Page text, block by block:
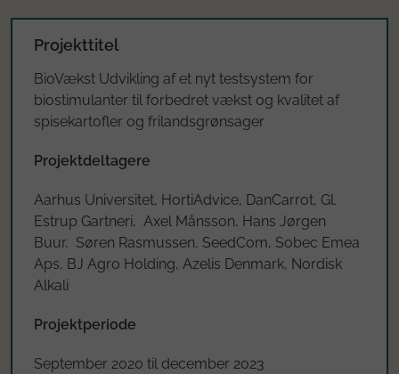
Projekttitel
BioVækst Udvikling af et nyt testsystem for
biostimulanter til forbedret vækst og kvalitet af
spisekartofler og frilandsgrønsager
Projektdeltagere
Aarhus Universitet, HortiAdvice, DanCarrot, Gl.
Estrup Gartneri, Axel Månsson, Hans Jørgen
Buur, Søren Rasmussen, SeedCom, Sobec Emea
Aps, BJ Agro Holding, Azelis Denmark, Nordisk
Alkali
Projektperiode
September 2020 til december 2023